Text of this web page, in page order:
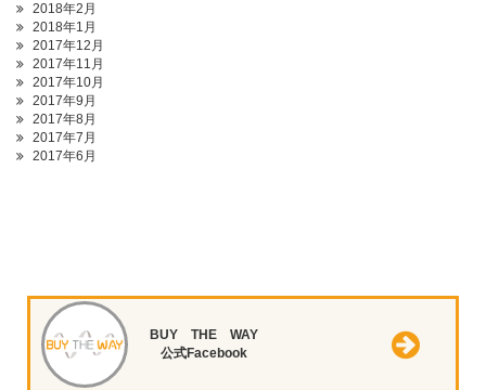
2018年2月
2018年1月
2017年12月
2017年11月
2017年10月
2017年9月
2017年8月
2017年7月
2017年6月
BUY THE WAY
公式Facebook